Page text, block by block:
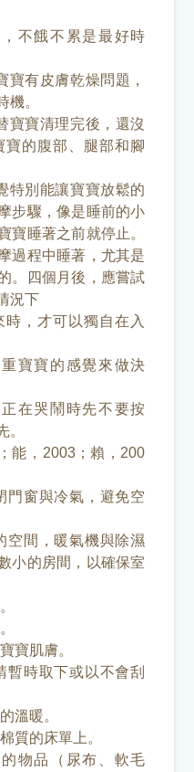
不餓不累是最好時
寶有皮膚乾燥問題，
機。
寶寶清理完後，還沒
的腹部、腿部和腳
特別能讓寶寶放鬆的
步驟，像是睡前的小
寶睡著之前就停止。
過程中睡著，尤其是
。四個月後，應嘗試
況下
，才可以獨自在入
寶寶的感覺來做決
在哭鬧時先不要按
。
能，2003；賴，200
門窗與冷氣，避免空
空間，暖氣機與除濕
小的房間，以確保室
寶肌膚。
暫時取下或以不會刮
溫暖。
質的床單上。
物品（尿布、軟毛